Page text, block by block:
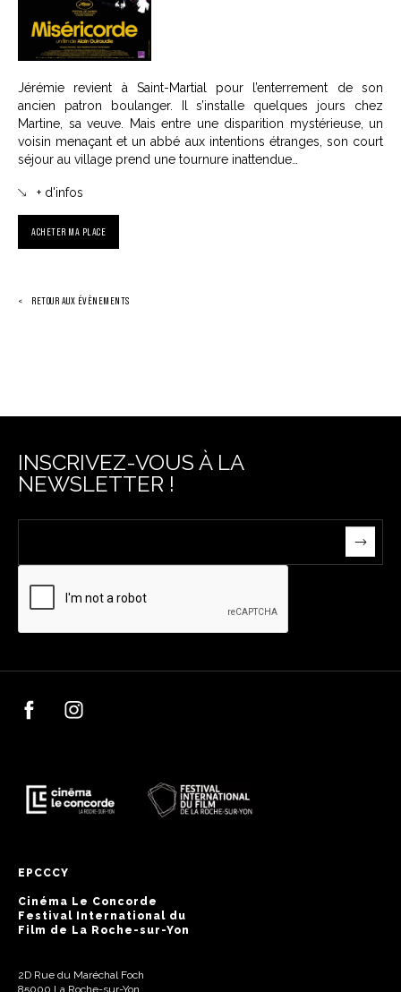
Jérémie revient à Saint-Martial pour l’enterrement de son
ancien patron boulanger. Il s’installe quelques jours chez
Martine, sa veuve. Mais entre une disparition mystérieuse, un
voisin menaçant et un abbé aux intentions étranges, son court
séjour au village prend une tournure inattendue…
+ d'infos
ACHETER MA PLACE
RETOUR AUX ÉVÈNEMENTS
INSCRIVEZ-VOUS À LA
NEWSLETTER !
EPCCCY
Cinéma Le Concorde
Festival International du
Film de La Roche-sur-Yon
2D Rue du Maréchal Foch
85000 La Roche-sur-Yon